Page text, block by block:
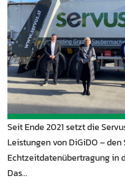
Seit Ende 2021 setzt die
Leistungen von DiGiDO –
Echtzeitdatenübertragung in
Das…